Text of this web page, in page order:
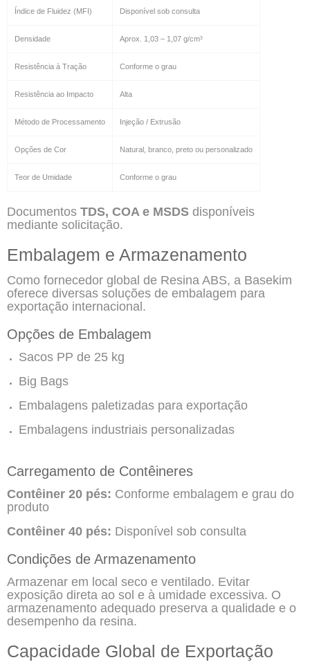
Índice de Fluidez (MFI) Disponível sob consulta
Densidade Aprox. 1,03 – 1,07 g/cm³
Resistência à Tração Conforme o grau
Resistência ao Impacto Alta
Método de Processamento Injeção / Extrusão
Opções de Cor Natural, branco, preto ou personalizado
Teor de Umidade Conforme o grau
Documentos TDS, COA e MSDS disponíveis
mediante solicitação.
Embalagem e Armazenamento
Como fornecedor global de Resina ABS, a Basekim
oferece diversas soluções de embalagem para
exportação internacional.
Opções de Embalagem
Sacos PP de 25 kg
Big Bags
Embalagens paletizadas para exportação
Embalagens industriais personalizadas
Carregamento de Contêineres
Contêiner 20 pés: Conforme embalagem e grau do
produto
Contêiner 40 pés: Disponível sob consulta
Condições de Armazenamento
Armazenar em local seco e ventilado. Evitar
exposição direta ao sol e à umidade excessiva. O
armazenamento adequado preserva a qualidade e o
desempenho da resina.
Capacidade Global de Exportação